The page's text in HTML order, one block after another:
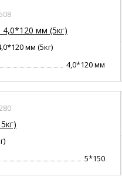
4,0*120 мм (5кг)
мм (5кг)
4,0*120 мм
5*150